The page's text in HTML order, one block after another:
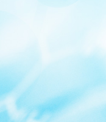
证